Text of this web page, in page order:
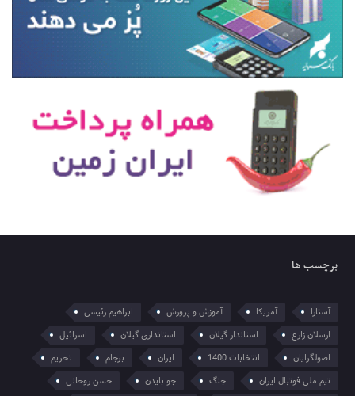
برچسب ها
آستارا آمریکا آموزش و پرورش
ابراهیم رئیسی
ارسلان زارع
استاندار گیلان استانداری گیلان
اسرائیل
اصولگرایان
انتخابات 1400 ایران برجام
تحریم
تیم ملی فوتبال ایران
جنگ جو بایدن حسن روحانی